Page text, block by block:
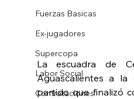
Fuerzas Basicas
Ex-jugadores
Supercopa
Labor Social
Contrataciones
La escuadra de
Aguascalientes a la
partido que finalizó